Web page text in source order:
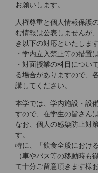
お願いします。
人権尊重と個人情報保護
む情報は公表しませんが
き以下の対応といたします
・学内立入禁止等の措置
・対面授業の科目につい
る場合がありますので、
講してください。
本学では、学内施設・設
すので、在学生の皆さん
なお、個人の感染防止対
す。
特に、「飲食全般におけ
（車やバス等の移動時も
て十分ご留意頂きます様